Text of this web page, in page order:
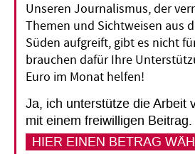
Fußball-WM: Von
Am 11. Juni wird die
Südafrika angepfiffen. In den
Jahren haben deutsche
des deutsch-
Programms“ die
beraten. 70 Experten aus
Unseren Journalismus, der
Themen und Sichtweisen aus
Süden aufgreift, gibt es nicht
brauchen dafür Ihre
Euro im Monat helfen!
Ja, ich unterstütze die Arbeit
mit einem freiwilligen Beitrag.
HIER EINEN BETRAG